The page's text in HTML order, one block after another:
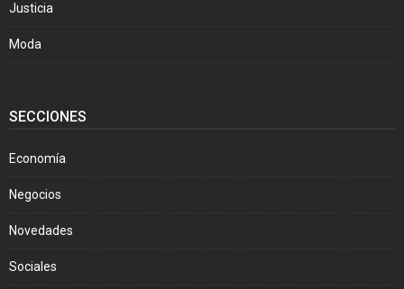
Justicia
Moda
SECCIONES
Economía
Negocios
Novedades
Sociales